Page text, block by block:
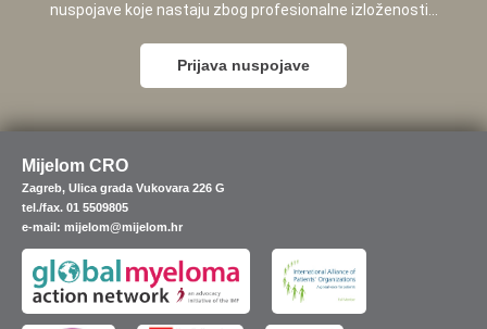
nuspojave koje nastaju zbog profesionalne izloženosti...
Prijava nuspojave
Mijelom CRO
Zagreb, Ulica grada Vukovara 226 G
tel./fax. 01 5509805
e-mail: mijelom@mijelom.hr